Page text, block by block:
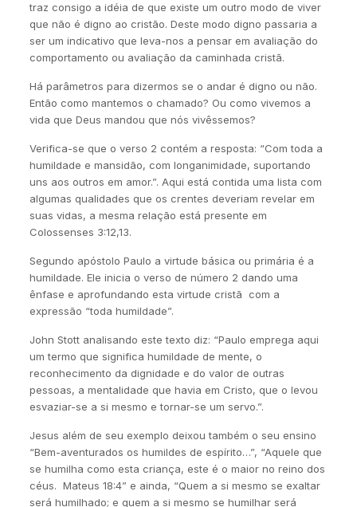
traz consigo a idéia de que existe um outro modo de viver
que não é digno ao cristão. Deste modo digno passaria a
ser um indicativo que leva-nos a pensar em avaliação do
comportamento ou avaliação da caminhada cristã.
Há parâmetros para dizermos se o andar é digno ou não.
Então como mantemos o chamado? Ou como vivemos a
vida que Deus mandou que nós vivêssemos?
Verifica-se que o verso 2 contém a resposta: “Com toda a
humildade e mansidão, com longanimidade, suportando
uns aos outros em amor.”. Aqui está contida uma lista com
algumas qualidades que os crentes deveriam revelar em
suas vidas, a mesma relação está presente em
Colossenses 3:12,13.
Segundo apóstolo Paulo a virtude básica ou primária é a
humildade. Ele inicia o verso de número 2 dando uma
ênfase e aprofundando esta virtude cristã com a
expressão “toda humildade”.
John Stott analisando este texto diz: “Paulo emprega aqui
um termo que significa humildade de mente, o
reconhecimento da dignidade e do valor de outras
pessoas, a mentalidade que havia em Cristo, que o levou
esvaziar-se a si mesmo e tornar-se um servo.”.
Jesus além de seu exemplo deixou também o seu ensino
“Bem-aventurados os humildes de espírito…”, “Aquele que
se humilha como esta criança, este é o maior no reino dos
céus. Mateus 18:4” e ainda, “Quem a si mesmo se exaltar
será humilhado; e quem a si mesmo se humilhar será